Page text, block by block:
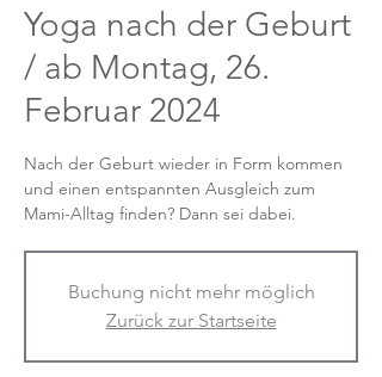
Yoga nach der Geburt
/ ab Montag, 26.
Februar 2024
Nach der Geburt wieder in Form kommen
und einen entspannten Ausgleich zum
Mami-Alltag finden? Dann sei dabei.
Buchung nicht mehr möglich
Zurück zur Startseite